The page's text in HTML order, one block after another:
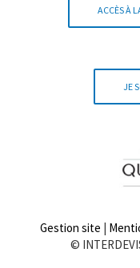
ACCÈS À
JE
Gestion site
©